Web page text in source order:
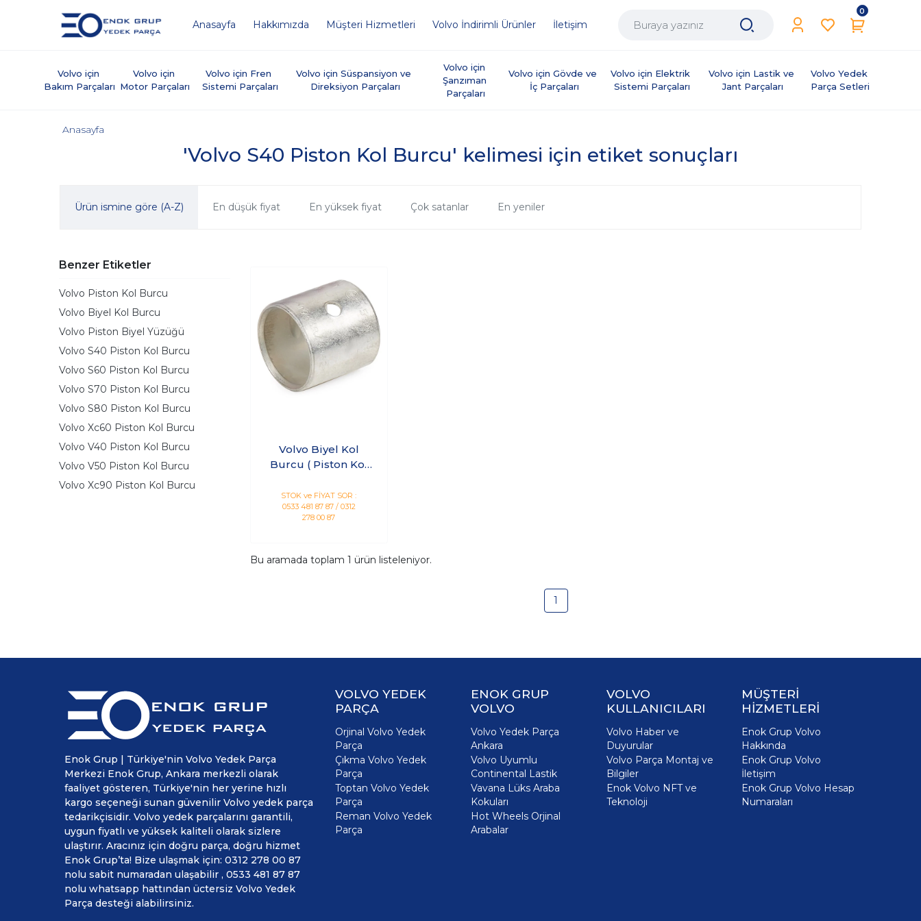
Anasayfa Hakkımızda Müşteri Hizmetleri Volvo İndirimli Ürünler İletişim
0
Volvo için
Bakım Parçaları
Volvo için
Motor Parçaları
Volvo için Fren
Sistemi Parçaları
Volvo için Süspansiyon ve
Direksiyon Parçaları
Volvo için
Şanzıman
Parçaları
Volvo için Gövde ve
İç Parçaları
Volvo için Elektrik
Sistemi Parçaları
Volvo için Lastik ve
Jant Parçaları
Volvo Yedek
Parça Setleri
'Volvo S40 Piston Kol Burcu' kelimesi için etiket sonuçları
Anasayfa
Ürün ismine göre (A-Z) En düşük fiyat En yüksek fiyat Çok satanlar En yeniler
Benzer Etiketler
Volvo Piston Kol Burcu
Volvo Biyel Kol Burcu
Volvo Piston Biyel Yüzüğü
Volvo S40 Piston Kol Burcu
Volvo S60 Piston Kol Burcu
Volvo S70 Piston Kol Burcu
Volvo S80 Piston Kol Burcu
Volvo Xc60 Piston Kol Burcu
Volvo V40 Piston Kol Burcu
Volvo V50 Piston Kol Burcu
Volvo Xc90 Piston Kol Burcu
Volvo Biyel Kol
Burcu ( Piston Kol
STOK ve FİYAT SOR :
0533 481 87 87 / 0312
278 00 87
Bu aramada toplam 1 ürün listeleniyor.
1
Enok Grup | Türkiye'nin Volvo Yedek Parça
Merkezi Enok Grup, Ankara merkezli olarak
faaliyet gösteren, Türkiye'nin her yerine hızlı
kargo seçeneği sunan güvenilir Volvo yedek parça
tedarikçisidir. Volvo yedek parçalarını garantili,
uygun fiyatlı ve yüksek kaliteli olarak sizlere
ulaştırır. Aracınız için doğru parça, doğru hizmet
Enok Grup’ta! Bize ulaşmak için: 0312 278 00 87
nolu sabit numaradan ulaşabilir , 0533 481 87 87
nolu whatsapp hattından üctersiz Volvo Yedek
Parça desteği alabilirsiniz.
VOLVO YEDEK
PARÇA
Orjinal Volvo Yedek
Parça
Çıkma Volvo Yedek
Parça
Toptan Volvo Yedek
Parça
Reman Volvo Yedek
Parça
ENOK GRUP
VOLVO
Volvo Yedek Parça
Ankara
Volvo Uyumlu
Continental Lastik
Vavana Lüks Araba
Kokuları
Hot Wheels Orjinal
Arabalar
VOLVO
KULLANICILARI
Volvo Haber ve
Duyurular
Volvo Parça Montaj ve
Bilgiler
Enok Volvo NFT ve
Teknoloji
MÜŞTERİ
HİZMETLERİ
Enok Grup Volvo
Hakkında
Enok Grup Volvo
İletişim
Enok Grup Volvo Hesap
Numaraları